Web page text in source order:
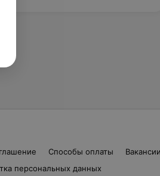
Способы оплаты Вакансии
персональных данных